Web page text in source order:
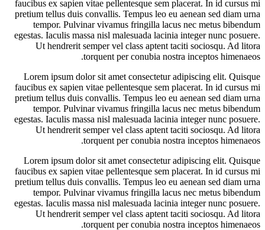
faucibus ex sapien vitae pellentesque sem placerat. In id cursus mi
pretium tellus duis convallis. Tempus leo eu aenean sed diam urna
tempor. Pulvinar vivamus fringilla lacus nec metus bibendum
egestas. Iaculis massa nisl malesuada lacinia integer nunc posuere.
Ut hendrerit semper vel class aptent taciti sociosqu. Ad litora
torquent per conubia nostra inceptos himenaeos.
Lorem ipsum dolor sit amet consectetur adipiscing elit. Quisque
faucibus ex sapien vitae pellentesque sem placerat. In id cursus mi
pretium tellus duis convallis. Tempus leo eu aenean sed diam urna
tempor. Pulvinar vivamus fringilla lacus nec metus bibendum
egestas. Iaculis massa nisl malesuada lacinia integer nunc posuere.
Ut hendrerit semper vel class aptent taciti sociosqu. Ad litora
torquent per conubia nostra inceptos himenaeos.
Lorem ipsum dolor sit amet consectetur adipiscing elit. Quisque
faucibus ex sapien vitae pellentesque sem placerat. In id cursus mi
pretium tellus duis convallis. Tempus leo eu aenean sed diam urna
tempor. Pulvinar vivamus fringilla lacus nec metus bibendum
egestas. Iaculis massa nisl malesuada lacinia integer nunc posuere.
Ut hendrerit semper vel class aptent taciti sociosqu. Ad litora
torquent per conubia nostra inceptos himenaeos.